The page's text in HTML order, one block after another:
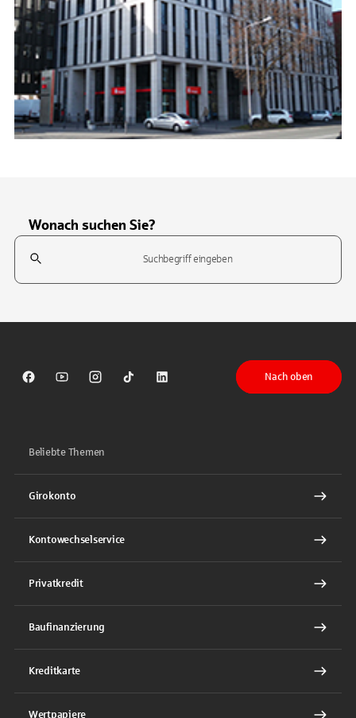
Wonach suchen Sie?
Suchfeld
Sparkasse auf Facebook
Sparkasse auf Youtube
Sparkasse auf Instagram
Sparkasse auf TikTok
Sparkasse auf LinkedIn
Nach oben
Beliebte Themen
Girokonto
Kontowechselservice
Privatkredit
Baufinanzierung
Kreditkarte
Wertpapiere